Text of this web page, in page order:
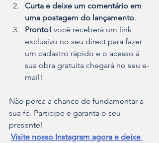
Curta e deixe um comentário em
uma postagem do lançamento.
Pronto! você receberá um link
exclusivo no seu direct para fazer
um cadastro rápido e o acesso à
sua obra gratuita chegará no seu e-
mail!
Não perca a chance de fundamentar a
sua fé. Participe e garanta o seu
presente!
Visite nosso Instagram agora e deixe